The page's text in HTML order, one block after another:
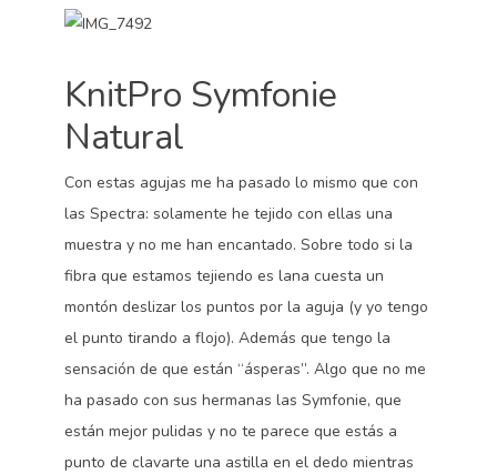
KnitPro Symfonie
Natural
Con estas agujas me ha pasado lo mismo que con
las Spectra: solamente he tejido con ellas una
muestra y no me han encantado. Sobre todo si la
fibra que estamos tejiendo es lana cuesta un
montón deslizar los puntos por la aguja (y yo tengo
el punto tirando a flojo). Además que tengo la
sensación de que están “ásperas”. Algo que no me
ha pasado con sus hermanas las Symfonie, que
están mejor pulidas y no te parece que estás a
punto de clavarte una astilla en el dedo mientras